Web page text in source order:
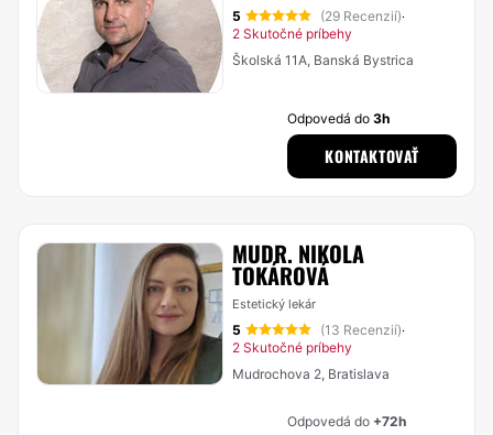
5 (29 Recenzií)·
2 Skutočné príbehy
Školská 11A, Banská Bystrica
Odpovedá do3h
KONTAKTOVAŤ
MUDR. NIKOLA
TOKÁROVÁ
Estetický lekár
5 (13 Recenzií)·
2 Skutočné príbehy
Mudrochova 2, Bratislava
Odpovedá do +72h